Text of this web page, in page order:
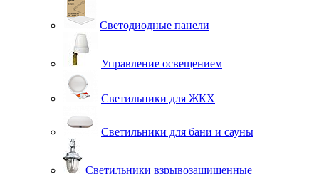
Светодиодные панели
Управление освещением
Светильники для ЖКХ
Светильники для бани и сауны
Светильники взрывозащищенные